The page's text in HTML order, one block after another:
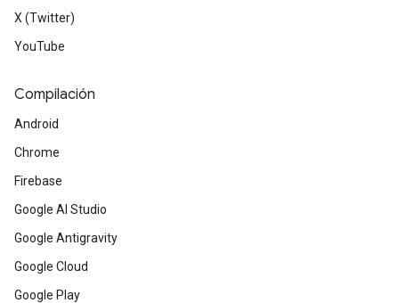
X (Twitter)
YouTube
Compilación
Android
Chrome
Firebase
Google AI Studio
Google Antigravity
Google Cloud
Google Play